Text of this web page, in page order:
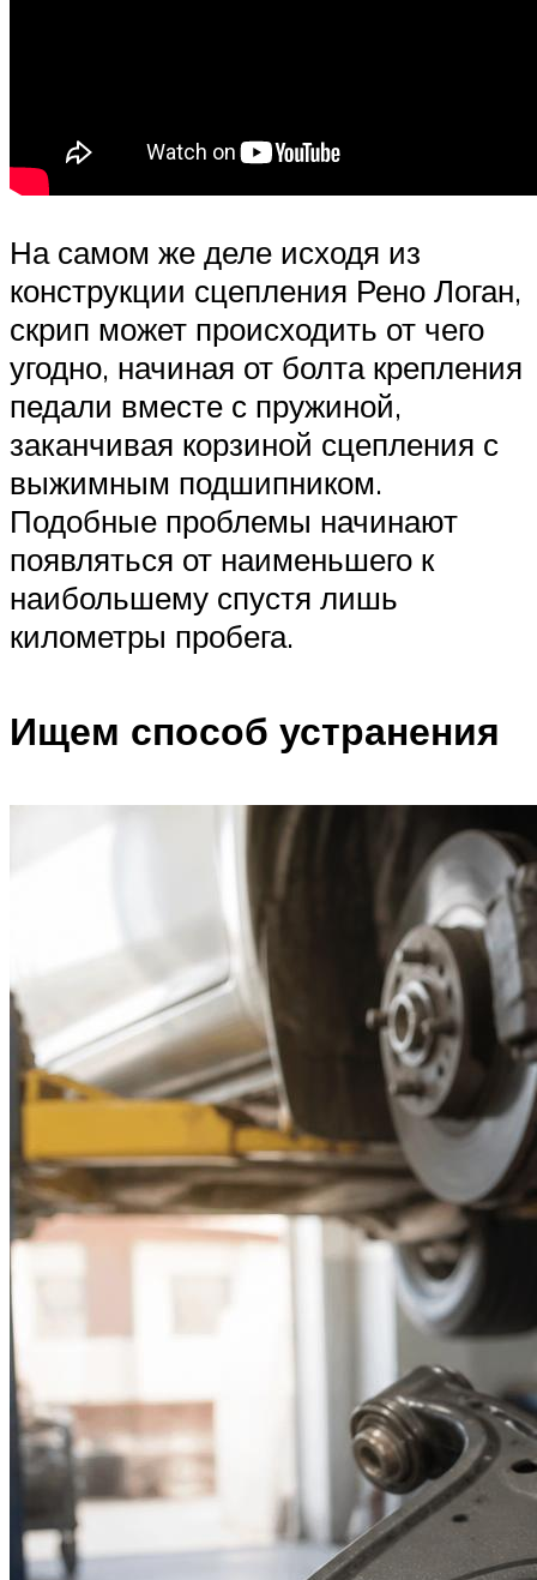
На самом же деле исходя из
конструкции сцепления Рено Логан,
скрип может происходить от чего
угодно, начиная от болта крепления
педали вместе с пружиной,
заканчивая корзиной сцепления с
выжимным подшипником.
Подобные проблемы начинают
появляться от наименьшего к
наибольшему спустя лишь
километры пробега.
Ищем способ устранения